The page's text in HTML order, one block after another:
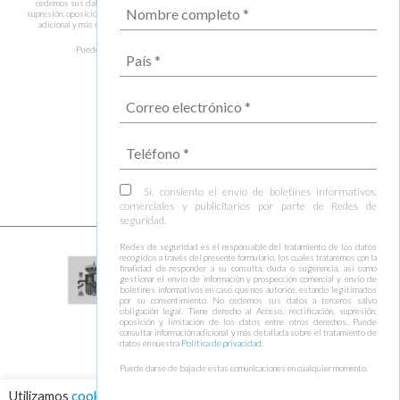
cedemos sus datos a terceros salvo obligación legal. Tiene derecho al Acceso, rectificación,
supresión, oposición y limitación de los datos entre otros derechos. Puede consultar información
adicional y más detallada sobre el tratamiento de datos en nuestra
Puede darse de baja de estas comunicaciones en cualquier momento.
Utilizamos cookies
Sí, consiento el envío de boletines informativos,
comerciales y publicitarios por parte de Redes de
seguridad.
Redes de seguridad es el responsable del tratamiento de los datos
recogidos a través del presente formulario, los cuales trataremos con la
finalidad de responder a su consulta, duda o sugerencia, así como
gestionar el envío de información y prospección comercial y envío de
boletines informativos en caso que nos autorice, estando legitimados
por su consentimiento. No cedemos sus datos a terceros salvo
obligación legal. Tiene derecho al Acceso, rectificación, supresión,
oposición y limitación de los datos entre otros derechos. Puede
consultar información adicional y más detallada sobre el tratamiento de
datos en nuestra Política de privacidad
Puede darse de baja de estas comunicaciones en cualquier momento.